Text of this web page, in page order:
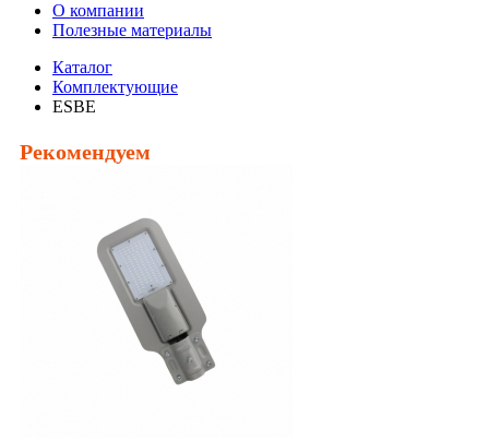
О компании
Полезные материалы
Каталог
Комплектующие
ESBE
Рекомендуем